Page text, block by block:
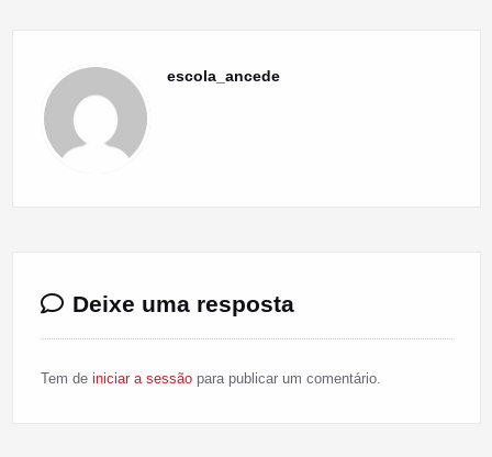
escola_ancede
Deixe uma resposta
Tem de iniciar a sessãopara publicar um comentário.